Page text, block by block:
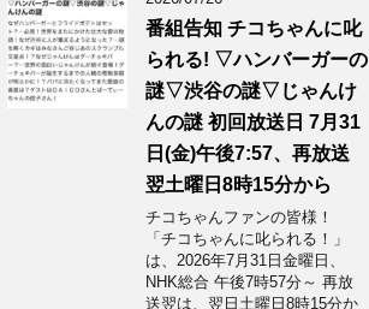
番組告知 チコちゃんに叱
られる! ▽ハンバーガーの
謎▽渋谷の謎▽じゃんけ
んの謎 初回放送日 7月31
日(金)午後7:57、再放送
翌土曜日8時15分から
チコちゃんファンの皆様！
「チコちゃんに叱られる！」​
は、2026年7月31日金曜日、
NHK総合 午後7時57分～ 再放
送翌は、翌日土曜日8時15分か